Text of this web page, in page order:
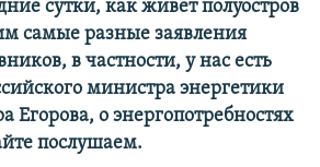
сутки, как живет полуостров
самые разные заявления
в частности, у нас есть
министра энергетики
о энергопотребностях
послушаем.